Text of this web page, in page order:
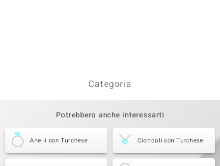
Categoria
Potrebbero anche interessarti
Anelli con Turchese Ciondoli con Turchese